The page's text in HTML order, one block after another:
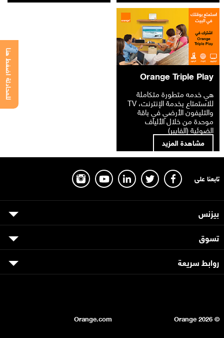
Orange Triple Play
هي خدمه متطورة متكاملة
للاستمتاع بخدمة الإنترنت، TV
والتليفون الأرضي في باقة
موحدة من خلال الألياف
الضوئية (الفايبر)
مشاهدة المزيد
للمحادثة اضغط هنا
تابعنا على
بيزنس
تسوق
روابط سريعة
© Orange
2026
Orange.com